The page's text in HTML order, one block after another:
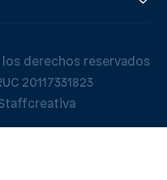
derechos reservados
20117331823